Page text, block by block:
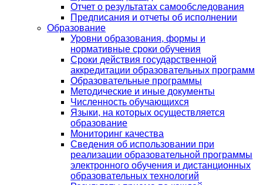
Отчет о результатах самообследования
Предписания и отчеты об исполнении
Образование
Уровни образования, формы и
нормативные сроки обучения
Сроки действия государственной
аккредитации образовательных программ
Образовательные программы
Методические и иные документы
Численность обучающихся
Языки, на которых осуществляется
образование
Мониторинг качества
Сведения об использовании при
реализации образовательной программы
электронного обучения и дистанционных
образовательных технологий